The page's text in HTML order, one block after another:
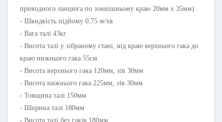
приводного ланцюга по зовнішньому краю 20мм х 35мм)
- Швидкість підйому 0,75 м/хв
- Вага талі 43кг
- Висота талі у зібраному стані, від краю верхнього гака до
краю нижнього гака 55см
- Висота верхнього гака 120мм, зів 30мм
- Висота нижнього гака 225мм, зів 30мм
- Товщина талі 150мм
- Ширина талі 180мм
- Висота талі без гаків 180мм